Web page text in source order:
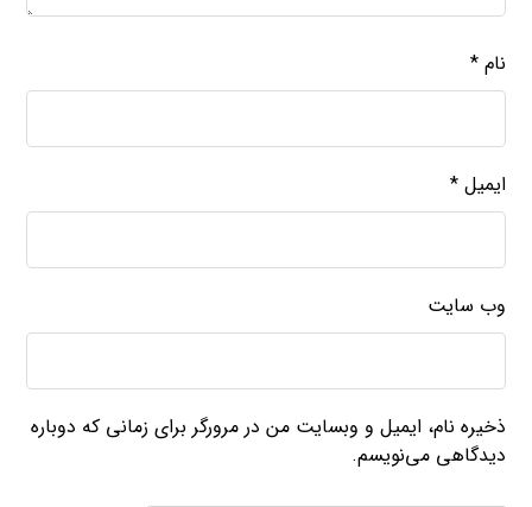
نام*
ایمیل*
وب‌ سایت
ذخیره نام، ایمیل و وبسایت من در مرورگر برای زمانی که دوباره
دیدگاهی می‌نویسم.